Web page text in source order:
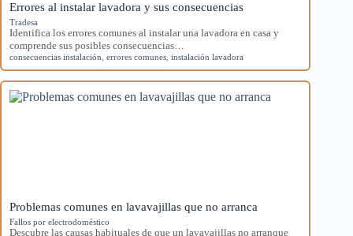
Errores al instalar lavadora y sus consecuencias
Tradesa
Identifica los errores comunes al instalar una lavadora en casa y
comprende sus posibles consecuencias…
consecuencias instalación errores comunes instalación lavadora
Problemas comunes en lavavajillas que no arranca
Fallos por electrodoméstico
Descubre las causas habituales de que un lavavajillas no arranque